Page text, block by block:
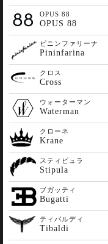
OPUS 88
OPUS 88
ピニンファリーナ
Pininfarina
クロス
Cross
ウォーターマン
Waterman
クローネ
Krane
スティピュラ
Stipula
ブガッティ
Bugatti
ティバルディ
Tibaldi